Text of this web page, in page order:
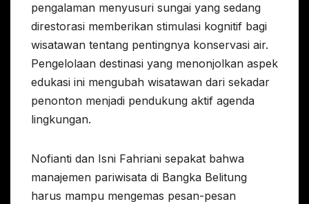
pengalaman menyusuri sungai yang sedang
direstorasi memberikan stimulasi kognitif bagi
wisatawan tentang pentingnya konservasi air.
Pengelolaan destinasi yang menonjolkan aspek
edukasi ini mengubah wisatawan dari sekadar
penonton menjadi pendukung aktif agenda
lingkungan.
Nofianti dan Isni Fahriani sepakat bahwa
manajemen pariwisata di Bangka Belitung
harus mampu mengemas pesan-pesan